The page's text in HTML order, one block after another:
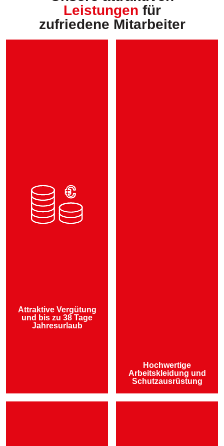
Leistungen für
zufriedene Mitarbeiter
Attraktive Vergütung
und bis zu 38 Tage
Jahresurlaub
Hochwertige
Arbeitskleidung und
Schutzausrüstung